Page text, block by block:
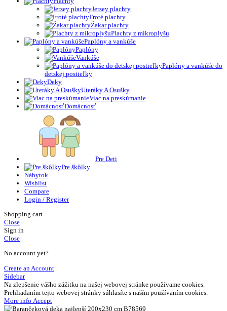
Jersey plachty
Froté plachty
Žakar plachty
Plachty z mikroplyšu
Paplóny a vankúše
Paplóny
Vankúše
Paplóny a vankúše do
detskej postieľky
Deky
Uteráky A Osušky
Viac na preskúmanie
Domácnosť
Pre Deti
Pre škôlky
Nábytok
Wishlist
Compare
Login / Register
Shopping cart
Close
Sign in
Close
No account yet?
Create an Account
Sidebar
Na zlepšenie vášho zážitku na našej webovej stránke používame cookies.
Prehliadaním tejto webovej stránky súhlasíte s naším používaním cookies.
More info More
info
Accept